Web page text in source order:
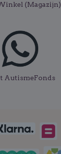
(Magazijn)
AutismeFonds